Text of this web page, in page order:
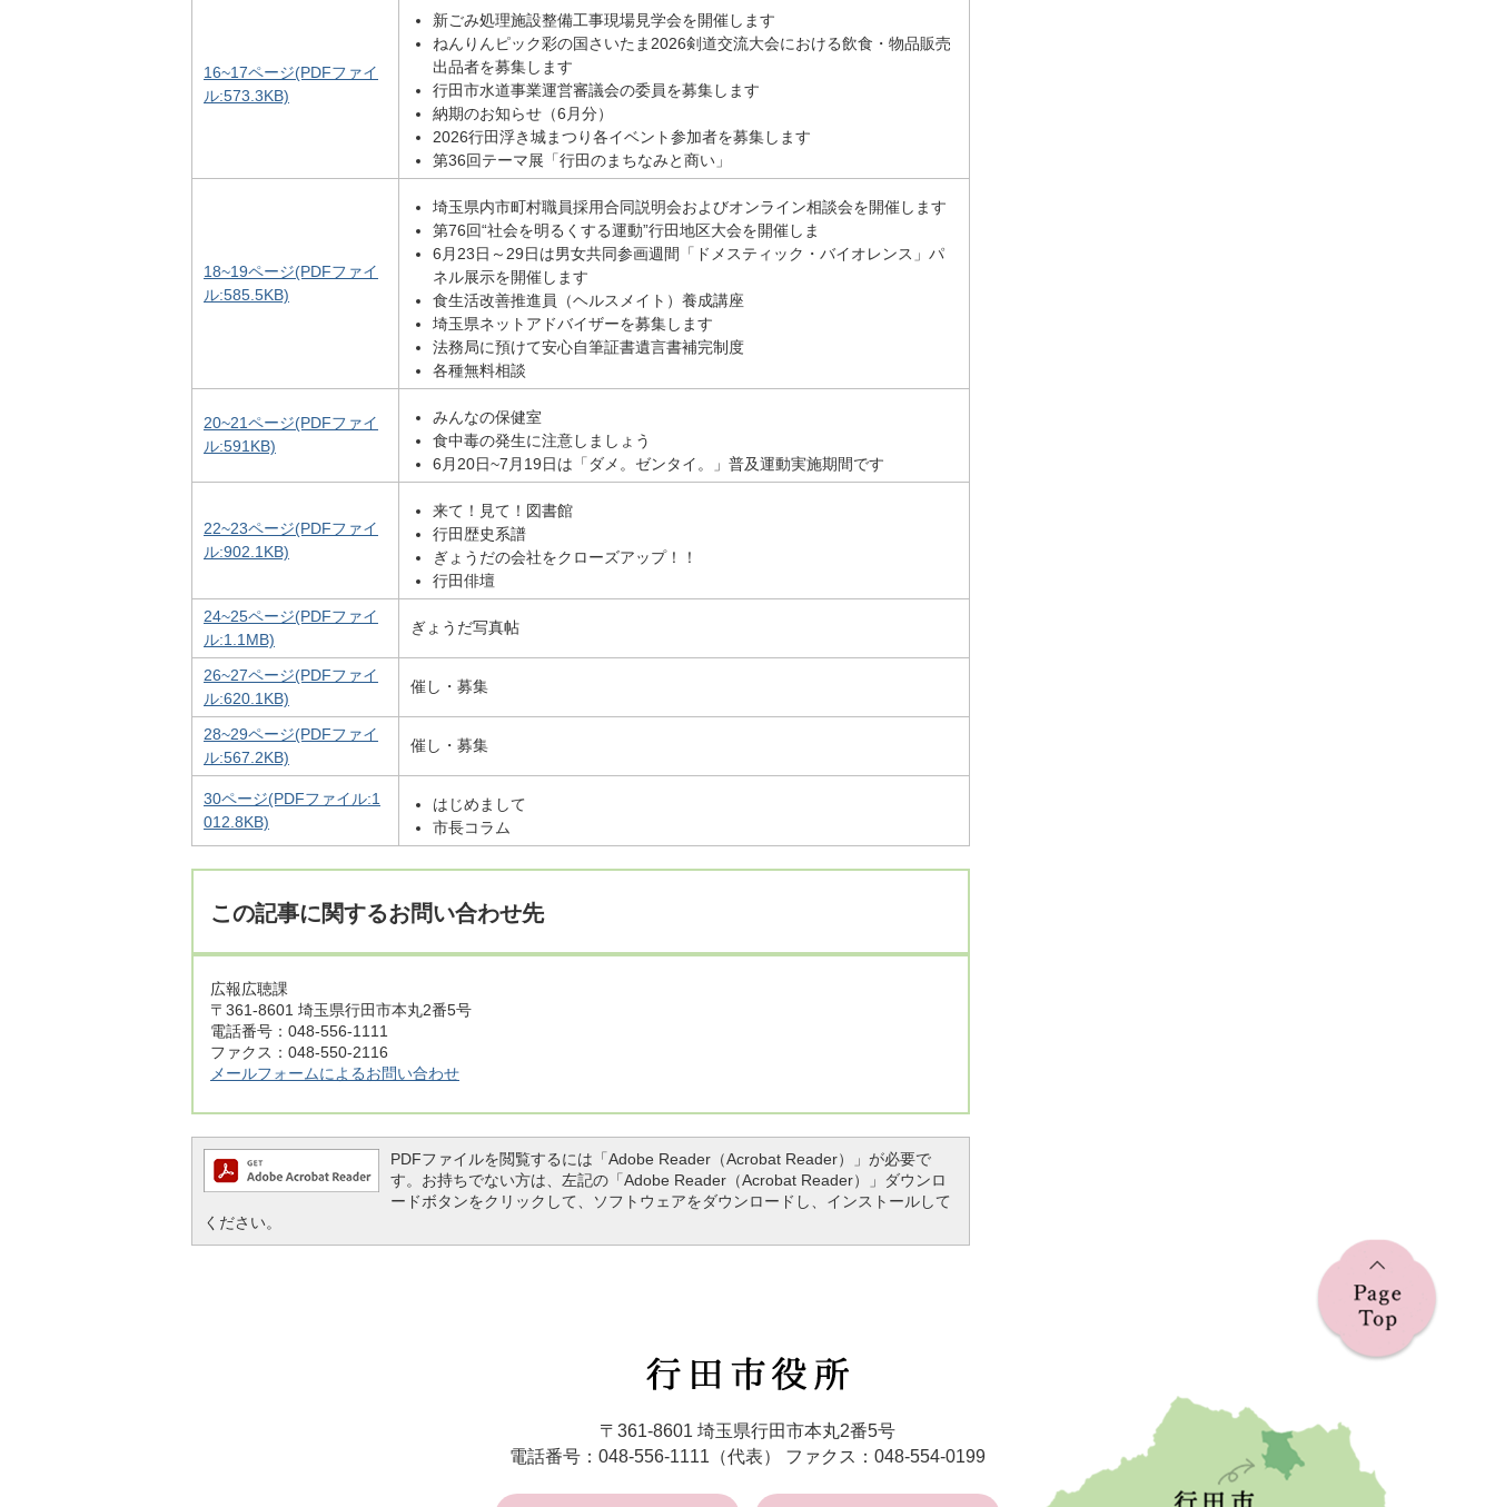
16~17ページ(PDFファイ
ル:573.3KB)
新ごみ処理施設整備工事現場見学会を開催します
ねんりんピック彩の国さいたま2026剣道交流大会における飲食・物品販売
出品者を募集します
行田市水道事業運営審議会の委員を募集します
納期のお知らせ（6月分）
2026行田浮き城まつり各イベント参加者を募集します
第36回テーマ展「行田のまちなみと商い」
18~19ページ(PDFファイ
ル:585.5KB)
埼玉県内市町村職員採用合同説明会およびオンライン相談会を開催します
第76回“社会を明るくする運動”行田地区大会を開催しま
6月23日～29日は男女共同参画週間「ドメスティック・バイオレンス」パ
ネル展示を開催します
食生活改善推進員（ヘルスメイト）養成講座
埼玉県ネットアドバイザーを募集します
法務局に預けて安心自筆証書遺言書補完制度
各種無料相談
20~21ページ(PDFファイ
ル:591KB)
みんなの保健室
食中毒の発生に注意しましょう
6月20日~7月19日は「ダメ。ゼンタイ。」普及運動実施期間です
22~23ページ(PDFファイ
ル:902.1KB)
来て！見て！図書館
行田歴史系譜
ぎょうだの会社をクローズアップ！！
行田俳壇
24~25ページ(PDFファイ
ル:1.1MB)
ぎょうだ写真帖
26~27ページ(PDFファイ
ル:620.1KB)
催し・募集
28~29ページ(PDFファイ
ル:567.2KB)
催し・募集
30ページ(PDFファイル:1
012.8KB)
はじめまして
市長コラム
この記事に関するお問い合わせ先
広報広聴課
〒361-8601 埼玉県行田市本丸2番5号
電話番号：048-556-1111
ファクス：048-550-2116
メールフォームによるお問い合わせ
PDFファイルを閲覧するには「Adobe Reader（Acrobat Reader）」が必要で
す。お持ちでない方は、左記の「Adobe Reader（Acrobat Reader）」ダウンロ
ードボタンをクリックして、ソフトウェアをダウンロードし、インストールして
ください。
行
田
役
所
〒361-8601 埼玉県行田市本丸2番5号
電話番号：048-556-1111（代表）
ファクス：048-554-0199